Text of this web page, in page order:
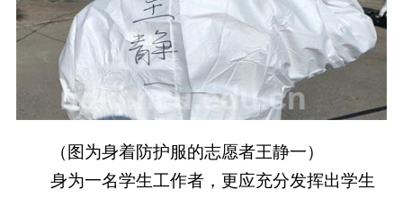
（图为身着防护服的志愿者王静一）
身为一名学生工作者，更应充分发挥出学生